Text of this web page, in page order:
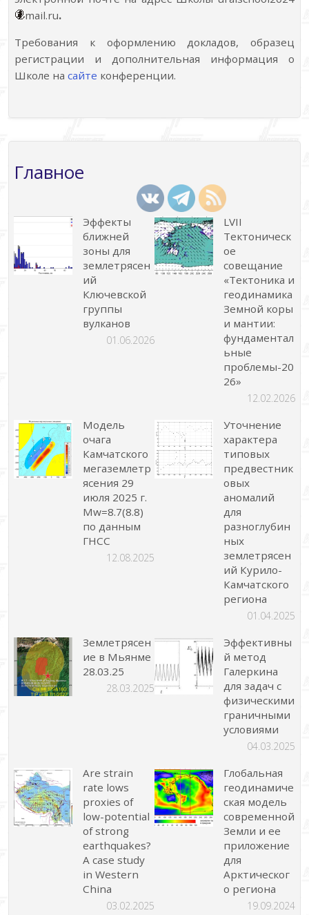
mail.ru.
Требования к оформлению докладов, образец
регистрации и дополнительная информация о
Школе насайте конференции.
Главное
Эффекты
ближней
зоны для
землетрясен
ий
Ключевской
группы
вулканов
01.06.2026
LVII
Тектоническ
ое
совещание
«Тектоника и
геодинамика
Земной коры
и мантии:
фундаментал
ьные
проблемы-20
26»
12.02.2026
Модель
очага
Камчатского
мегаземлетр
ясения 29
июля 2025 г.
Mw=8.7(8.8)
по данным
ГНСС
12.08.2025
Уточнение
характера
типовых
предвестник
овых
аномалий
для
разноглубин
ных
землетрясен
ий Курило-
Камчатского
региона
01.04.2025
Землетрясен
ие в Мьянме
28.03.25
28.03.2025
Эффективны
й метод
Галеркина
для задач с
физическими
граничными
условиями
04.03.2025
Are strain
rate lows
proxies of
low-potential
of strong
earthquakes?
A case study
in Western
China
03.02.2025
Глобальная
геодинамиче
ская модель
современной
Земли и ее
приложение
для
Арктическог
о региона
19.09.2024